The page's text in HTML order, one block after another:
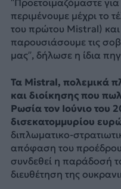
“Προετοιμαζόμαστε
περιμένουμε μέχρι το
του πρώτου Mistral)
παρουσιάσουμε τις
μας”, δήλωσε η ίδια
Τα Mistral, πολεμικά
και διοίκησης που
Ρωσία τον Ιούνιο του
δισεκατομμυρίου
διπλωματικο-
απόφαση του
συνδεθεί η παράδοσή
διευθέτηση της